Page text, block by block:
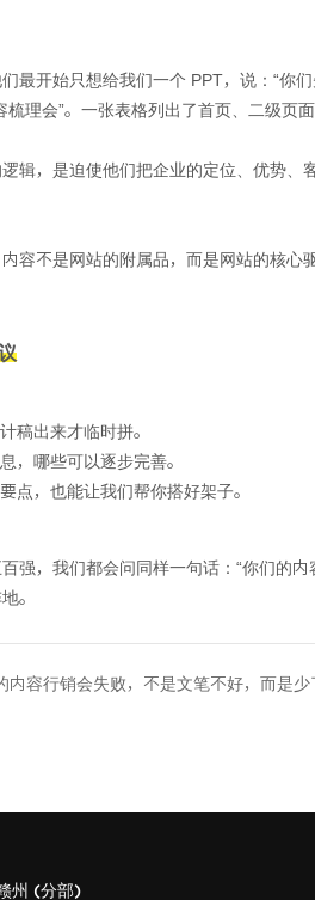
最开始只想给我们一个 PPT，说：“你
理会”。一张表格列出了首页、二级页
辑，是迫使他们把企业的定位、优势
容不是网站的附属品，而是网站的核心
稿出来才临时拼。
，哪些可以逐步完善。
点，也能让我们帮你搭好架子。
强，我们都会问同样一句话：“你们的
。
内容行销会失败，不是文笔不好，而是少
州 (分部)